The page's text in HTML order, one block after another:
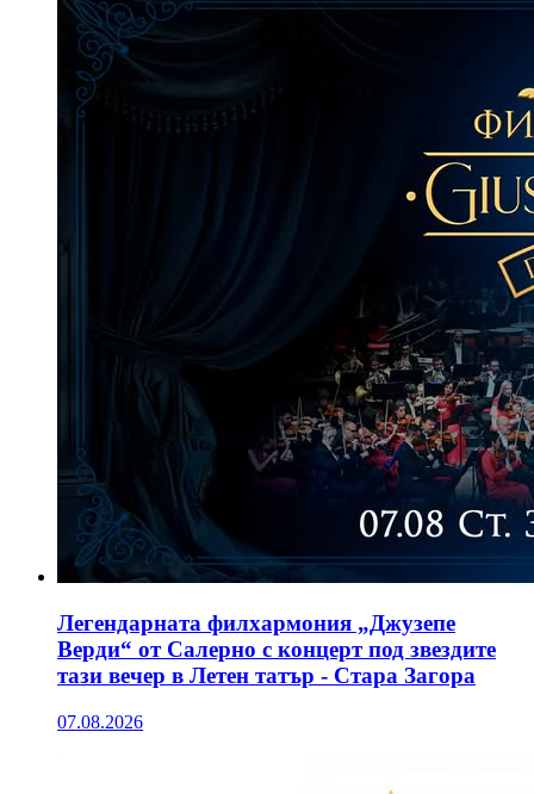
Легендарната филхармония „Джузепе
Верди“ от Салерно с концерт под звездите
тази вечер в Летен татър - Стара Загора
07.08.2026